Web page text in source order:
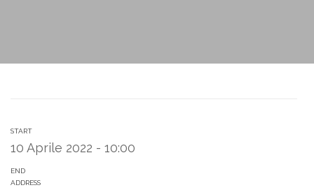
START
10 Aprile 2022 - 10:00
END
ADDRESS